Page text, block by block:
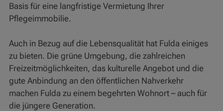
Basis für eine langfristige Vermietung Ihrer
Pflegeimmobilie.
Auch in Bezug auf die Lebensqualität hat Fulda einiges
zu bieten. Die grüne Umgebung, die zahlreichen
Freizeitmöglichkeiten, das kulturelle Angebot und die
gute Anbindung an den öffentlichen Nahverkehr
machen Fulda zu einem begehrten Wohnort – auch für
die jüngere Generation.